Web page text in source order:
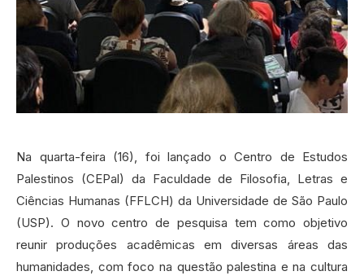
Na quarta-feira (16), foi lançado o Centro de Estudos
Palestinos (CEPal) da Faculdade de Filosofia, Letras e
Ciências Humanas (FFLCH) da Universidade de São Paulo
(USP). O novo centro de pesquisa tem como objetivo
reunir produções acadêmicas em diversas áreas das
humanidades, com foco na questão palestina e na cultura